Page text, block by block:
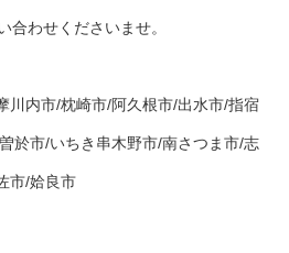
合わせくださいませ。
川内市/枕崎市/阿久根市/出水市/指宿
於市/いちき串木野市/南さつま市/志
市/姶良市